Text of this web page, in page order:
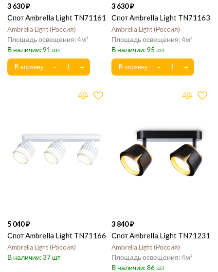
3 630
Спот Ambrella Light TN71161
Ambrella Light Россия
4
91
3 630
Спот Ambrella Light TN71163
Ambrella Light Россия
4
95
5 040
Спот Ambrella Light TN71166
Ambrella Light Россия
37
3 840
Спот Ambrella Light TN71231
Ambrella Light Россия
4
86